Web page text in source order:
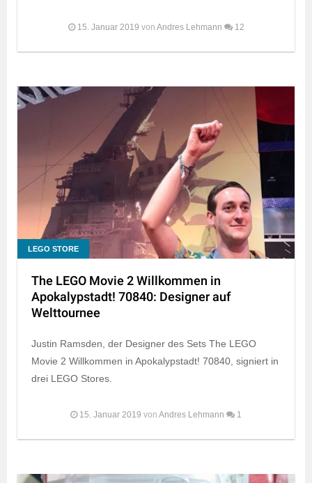
15. Januar 2019 von Andres Lehmann 12
LEGO STORE
The LEGO Movie 2 Willkommen in
Apokalypstadt! 70840: Designer auf
Welttournee
Justin Ramsden, der Designer des Sets The LEGO
Movie 2 Willkommen in Apokalypstadt! 70840, signiert in
drei LEGO Stores.
15. Januar 2019 von Andres Lehmann 1